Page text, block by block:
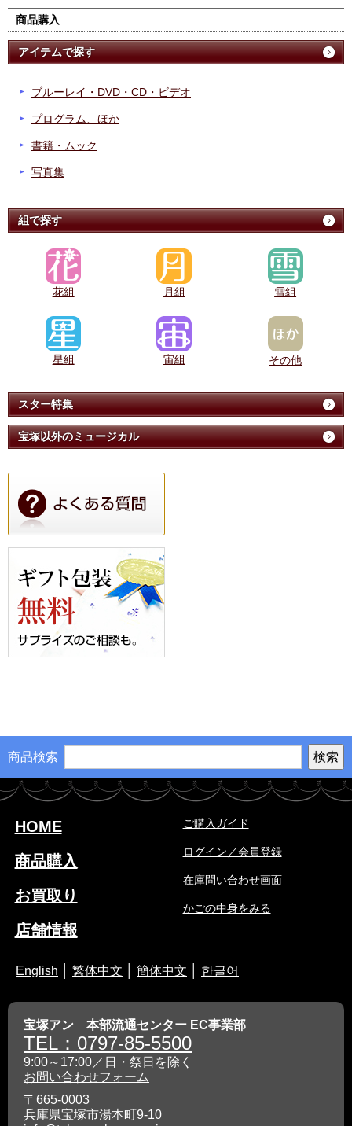
商品購入
アイテムで探す
ブルーレイ・DVD・CD・ビデオ
プログラム、ほか
書籍・ムック
写真集
組で探す
花組 月組 雪組
星組 宙組 その他
スター特集
宝塚以外のミュージカル
商品検索
HOME
商品購入
お買取り
店舗情報
ご購入ガイド
ログイン／会員登録
在庫問い合わせ画面
かごの中身をみる
English 繁体中文 簡体中文 한글어
宝塚アン 本部流通センター EC事業部
TEL：0797-85-5500
9:00～17:00／日・祭日を除く
お問い合わせフォーム
〒665-0003
兵庫県宝塚市湯本町9-10